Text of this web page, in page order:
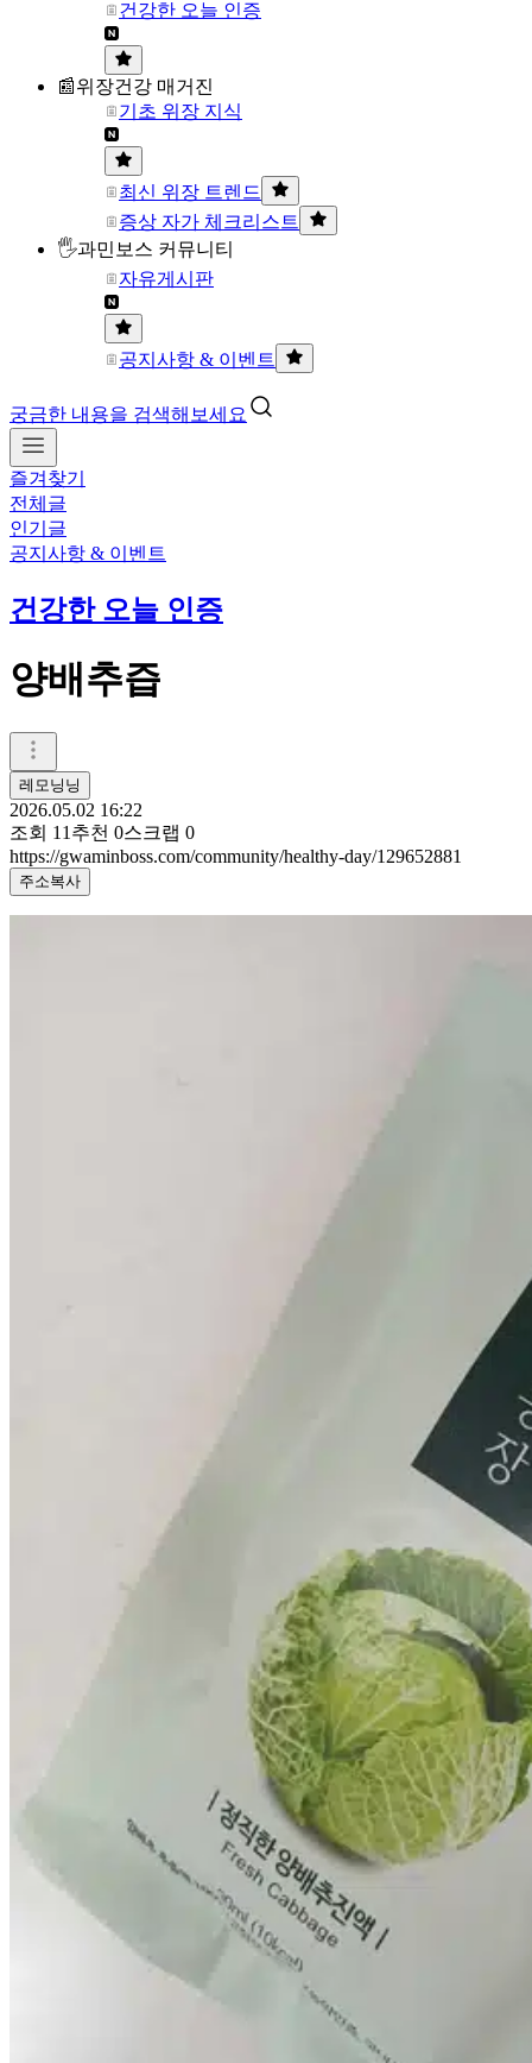
건강한 오늘 인증
📰위장건강 매거진
기초 위장 지식
최신 위장 트렌드
증상 자가 체크리스트
🖐과민보스 커뮤니티
자유게시판
공지사항 & 이벤트
궁금한 내용을 검색해보세요
즐겨찾기
전체글
인기글
공지사항 & 이벤트
건강한 오늘 인증
양배추즙
레모닝닝
2026.05.02 16:22
조회 11 추천 0스크랩 0
https://gwaminboss.com/community/healthy-day/129652881
주소복사